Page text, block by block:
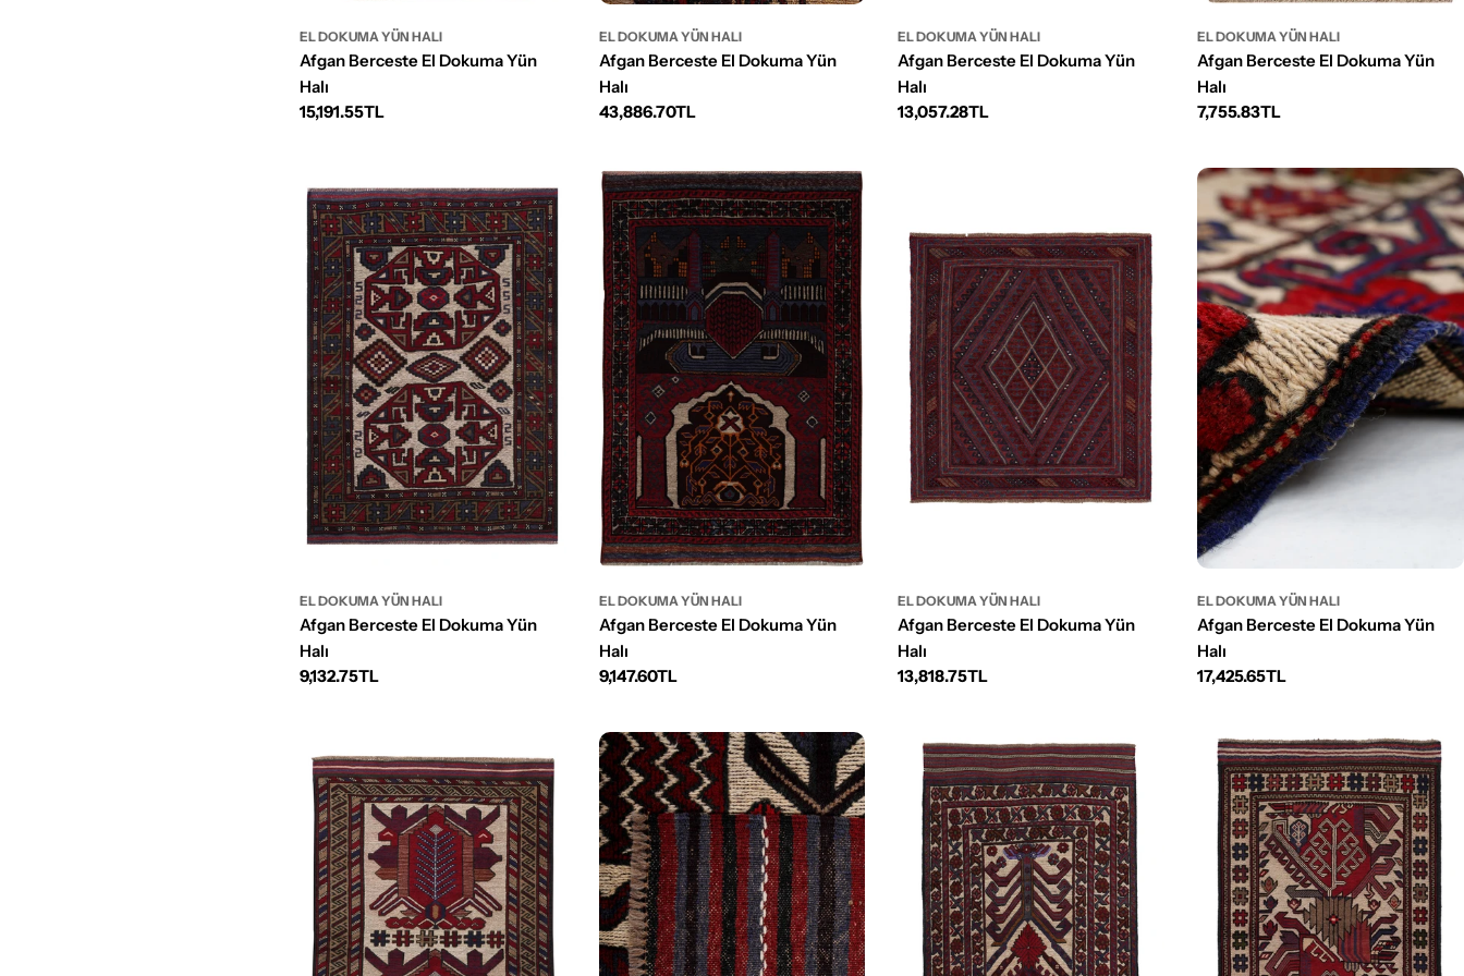
EL DOKUMA YÜN HALI
Afgan Berceste El Dokuma Yün
Halı
Normal
15,191.55TL
EL DOKUMA YÜN HALI
Afgan Berceste El Dokuma Yün
Halı
Normal
43,886.70TL
EL DOKUMA YÜN HALI
Afgan Berceste El Dokuma Yün
Halı
Normal
13,057.28TL
EL DOKUMA YÜN HALI
Afgan Berceste El Dokuma Yün
Halı
Normal
7,755.83TL
EL DOKUMA YÜN HALI
Afgan Berceste El Dokuma Yün
Halı
Normal
9,132.75TL
EL DOKUMA YÜN HALI
Afgan Berceste El Dokuma Yün
Halı
Normal
9,147.60TL
EL DOKUMA YÜN HALI
Afgan Berceste El Dokuma Yün
Halı
Normal
13,818.75TL
EL DOKUMA YÜN HALI
Afgan Berceste El Dokuma Yün
Halı
Normal
17,425.65TL